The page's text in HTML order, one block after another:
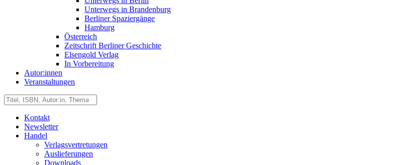
Unterwegs in Brandenburg
Berliner Spaziergänge
Hamburg
Österreich
Zeitschrift Berliner Geschichte
Elsengold Verlag
In Vorbereitung
Autor:innen
Veranstaltungen
Kontakt
Newsletter
Handel
Verlagsvertretungen
Auslieferungen
Downloads